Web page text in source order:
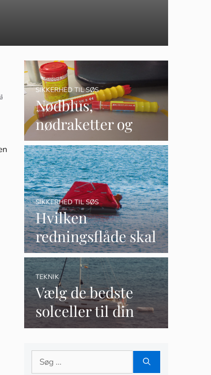
Nødblus,
nødraketter og
nødsignaler
SIKKERHED TIL SØS
Hvilken
redningsflåde skal
jeg købe?
SIKKERHED TIL SØS
Vælg de bedste
solceller til din
båd i 2023
TEKNIK
Søg
efter: